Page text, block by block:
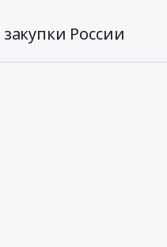
России